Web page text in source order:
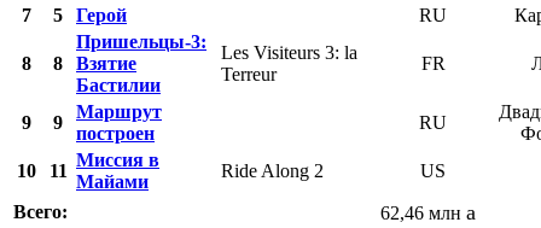
7
5 Герой RU
8 8
Пришельцы-3:
Взятие
Бастилии
Les Visiteurs 3: la
Terreur
FR
9 9
Маршрут
построен
RU
10
11
Миссия в
Майами
Ride Along 2
US
Всего:
62,46 млн a